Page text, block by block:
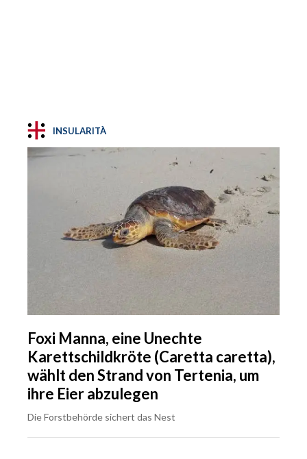
INSULARITÀ
Foxi Manna, eine Unechte
Karettschildkröte (Caretta caretta),
wählt den Strand von Tertenia, um
ihre Eier abzulegen
Die Forstbehörde sichert das Nest